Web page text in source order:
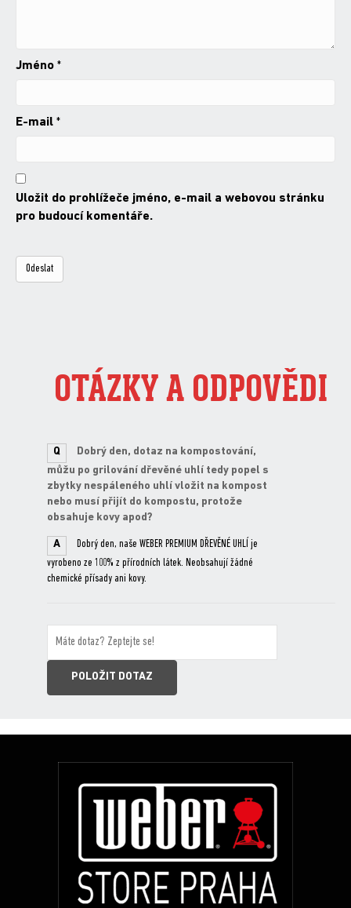
Jméno *
E-mail *
Uložit do prohlížeče jméno, e-mail a webovou stránku
pro budoucí komentáře.
OTÁZKY A ODPOVĚDI
Q
Dobrý den, dotaz na kompostování,
můžu po grilování dřevěné uhlí tedy popel s
zbytky nespáleného uhlí vložit na kompost
nebo musí přijít do kompostu, protože
obsahuje kovy apod?
A
Dobrý den, naše WEBER PREMIUM DŘEVĚNÉ UHLÍ je
vyrobeno ze 100% z přírodních látek. Neobsahují žádné
chemické přísady ani kovy.